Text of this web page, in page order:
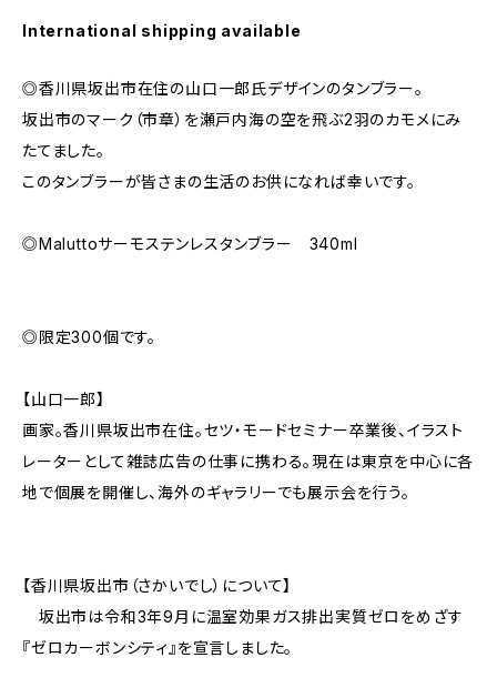
International shipping available
◎香川県坂出市在住の山口一郎氏デザインのタンブラー。
坂出市のマーク（市章）を瀬戸内海の空を飛ぶ2羽のカモメにみ
たてました。
このタンブラーが皆さまの生活のお供になれば幸いです。
◎Maluttoサーモステンレスタンブラー 340ml
◎限定300個です。
【山口一郎】
画家。香川県坂出市在住。セツ・モードセミナー卒業後、イラスト
レーターとして雑誌広告の仕事に携わる。現在は東京を中心に各
地で個展を開催し、海外のギャラリーでも展示会を行う。
【香川県坂出市（さかいでし）について】
坂出市は令和3年9月に温室効果ガス排出実質ゼロをめざす
『ゼロカーボンシティ』を宣言しました。